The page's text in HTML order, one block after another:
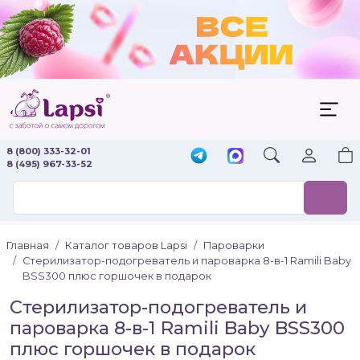
8 (800) 333-32-01
8 (495) 967-33-52
Главная Каталог товаров Lapsi
Пароварки
Стерилизатор-подогреватель и пароварка 8-в-1 Ramili Baby
BSS300 плюс горшочек в подарок
Стерилизатор-подогреватель и
пароварка 8-в-1 Ramili Baby BSS300
плюс горшочек в подарок